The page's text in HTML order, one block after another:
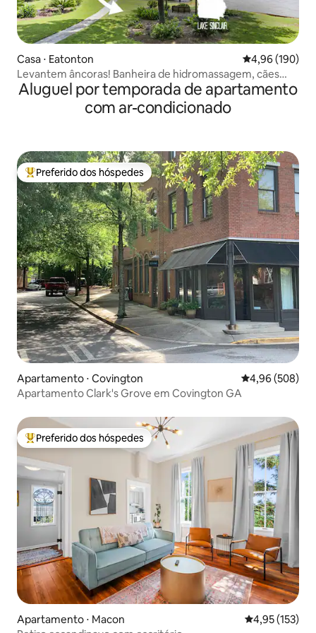
Casa ⋅ Eatonton 4,96 de uma
4,96 (190)
Levantem âncoras! Banheira de hidromassagem, cães
bem-vindos, renovação
Aluguel por temporada de apartamento
com ar-condicionado
Entre os melhores preferidos dos hóspedes
Preferido dos hóspedes
Apartamento ⋅ Covington 4,96 de uma
4,96 (508)
Apartamento Clark's Grove em Covington GA
Entre os melhores preferidos dos hóspedes
Preferido dos hóspedes
Apartamento ⋅ Macon 4,95 de uma
4,95 (153)